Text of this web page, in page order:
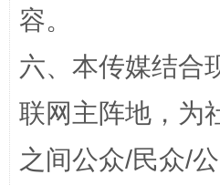
容。
六、本传媒结合
联网主阵地，为
之间公众/民众/